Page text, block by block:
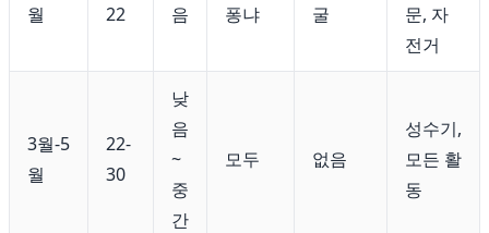
월
22
음
퐁냐
굴
문, 자
전거
3월-5
월
22-
30
낮
음
~
중
간
모두 없음
성수기,
모든 활
동